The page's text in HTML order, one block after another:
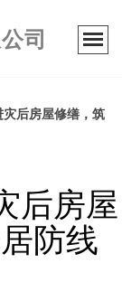
司
后房屋修缮，筑
后房屋
防线